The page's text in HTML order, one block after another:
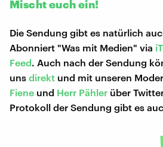
Mischt euch ein!
Die Sendung gibt es natürlich
Abonniert "Was mit Medien" via
Feed. Auch nach der Sendung
uns direkt und mit unseren
Fiene und Herr Pähler über
Protokoll der Sendung gibt es